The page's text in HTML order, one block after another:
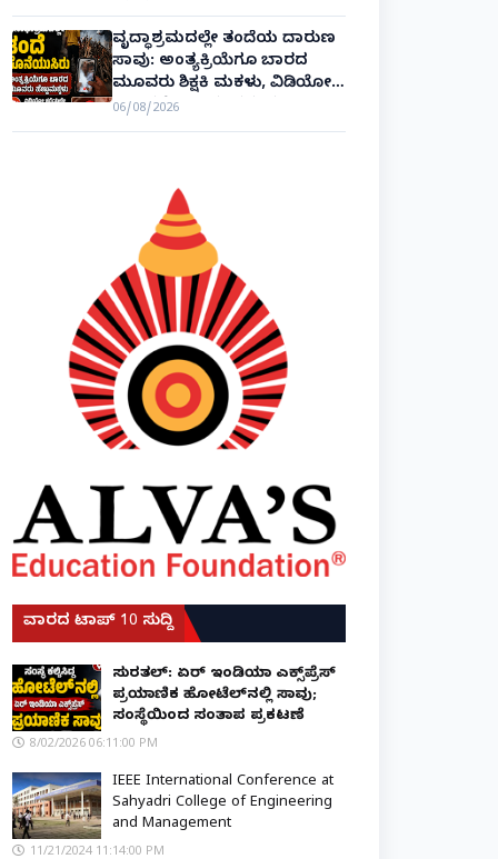
ವೃದ್ಧಾಶ್ರಮದಲ್ಲೇ ತಂದೆಯ ದಾರುಣ
ಸಾವು: ಅಂತ್ಯಕ್ರಿಯೆಗೂ ಬಾರದ
ಮೂವರು ಶಿಕ್ಷಕಿ ಮಕಳು, ವಿಡಿಯೋ
ಕಾಲಿನಲ್ಲೇ ಅಂತಿಮ ದರ್ಶನ!
06/08/2026
ವಾರದ ಟಾಪ್ 10 ಸುದ್ದಿ
ಸುರತ್ಕಲ್: ಏರ್ ಇಂಡಿಯಾ ಎಕ್ಸ್‌ಪ್ರೆಸ್
ಪ್ರಯಾಣಿಕ ಹೋಟೆಲ್‌ನಲ್ಲಿ ಸಾವು;
ಸಂಸ್ಥೆಯಿಂದ ಸಂತಾಪ ಪ್ರಕಟಣೆ
8/02/2026 06:11:00 PM
IEEE International Conference at
Sahyadri College of Engineering
and Management
11/21/2024 11:14:00 PM